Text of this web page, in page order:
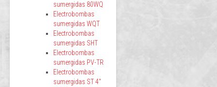
sumergidas 80WQ
Electrobombas
sumergidas WQT
Electrobombas
sumergidas SHT
Electrobombas
sumergidas PV-TR
Electrobombas
sumergidas ST 4"